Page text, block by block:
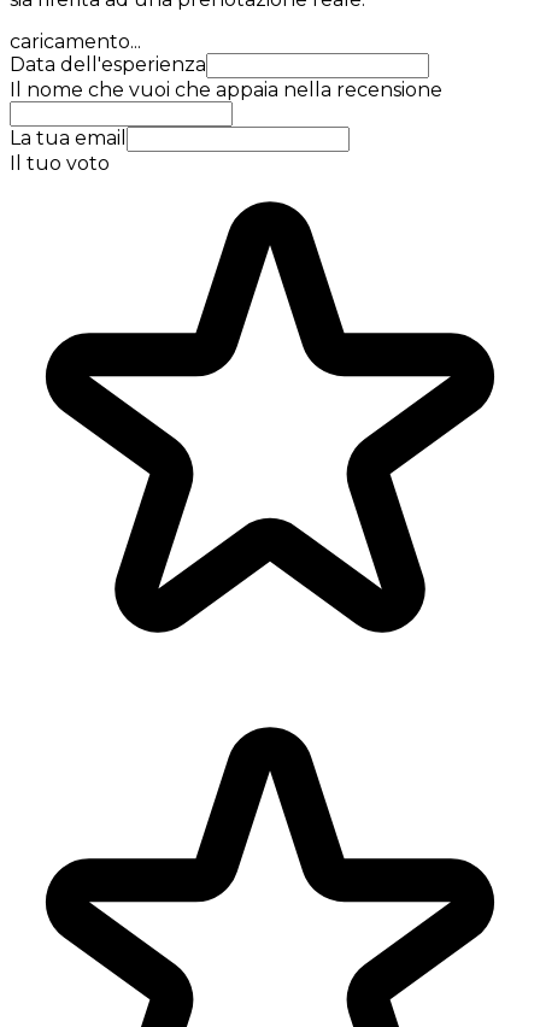
caricamento...
Data dell'esperienza
Il nome che vuoi che appaia nella recensione
La tua email
Il tuo voto